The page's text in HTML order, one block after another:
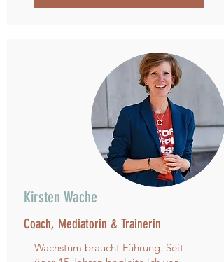
Kirsten Wache
Coach, Mediatorin & Trainerin
Wachstum braucht Führung. Seit